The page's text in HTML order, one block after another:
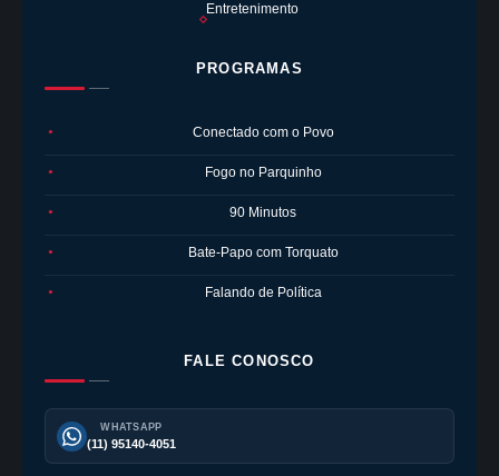
Entretenimento
PROGRAMAS
● Conectado com o Povo
● Fogo no Parquinho
● 90 Minutos
● Bate-Papo com Torquato
● Falando de Política
FALE CONOSCO
WHATSAPP
(11) 95140-4051